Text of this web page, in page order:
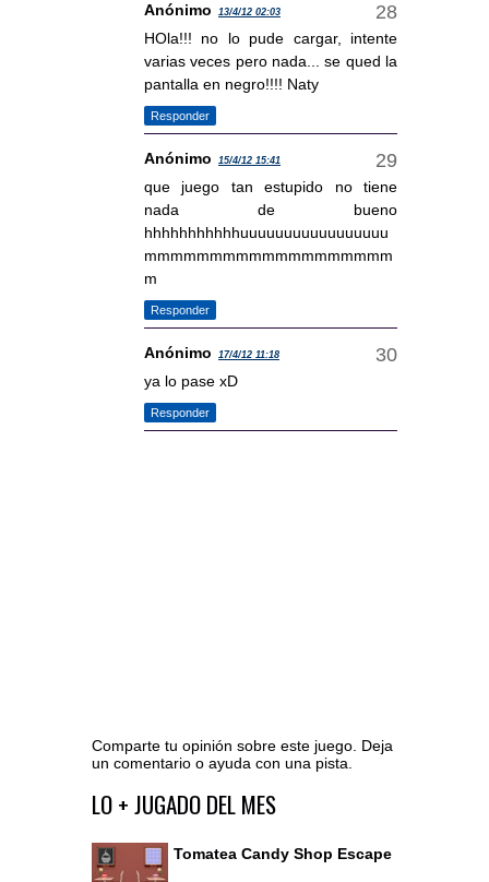
Anónimo 13/4/12 02:03
HOla!!! no lo pude cargar, intente
varias veces pero nada... se qued la
pantalla en negro!!!! Naty
Responder
Anónimo 15/4/12 15:41
que juego tan estupido no tiene
nada de bueno
hhhhhhhhhhhuuuuuuuuuuuuuuuuu
mmmmmmmmmmmmmmmmmmm
m
Responder
Anónimo 17/4/12 11:18
ya lo pase xD
Responder
Comparte tu opinión sobre este juego. Deja
un comentario o ayuda con una pista.
Ir al editor de comentarios
LO + JUGADO DEL MES
Tomatea Candy Shop Escape